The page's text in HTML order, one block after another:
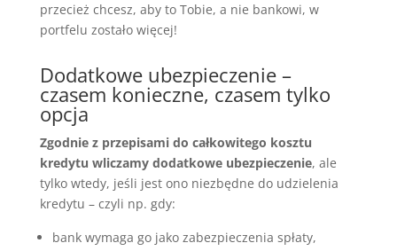
przecież chcesz, aby to Tobie, a nie bankowi, w
portfelu zostało więcej!
Dodatkowe ubezpieczenie –
czasem konieczne, czasem tylko
opcja
Zgodnie z przepisami do całkowitego kosztu
kredytu wliczamy dodatkowe ubezpieczenie, ale
tylko wtedy, jeśli jest ono niezbędne do udzielenia
kredytu – czyli np. gdy:
bank wymaga go jako zabezpieczenia spłaty,